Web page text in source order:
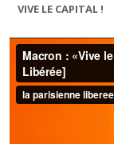
VIVE LE CAPITAL !
Lecteur
vidéo